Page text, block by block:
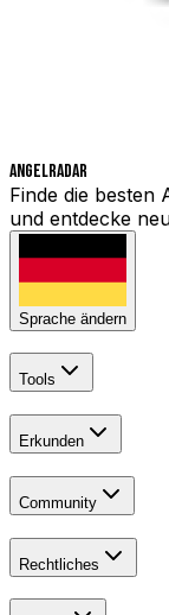
Angelradar
Finde die besten
und entdecke
Sprache ändern
Tools
Erkunden
Community
Rechtliches